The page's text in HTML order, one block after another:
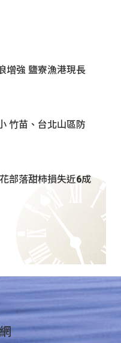
增強 鹽寮漁港現長
竹苗、台北山區防
部落甜柿損失近6成